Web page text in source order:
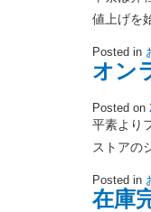
値上げを
Posted in
オン
Posted on
平素より
ストアの
Posted in
在庫